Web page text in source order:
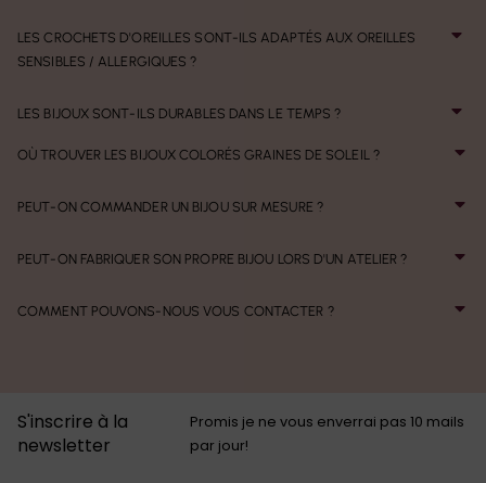
LES CROCHETS D'OREILLES SONT-ILS ADAPTÉS AUX OREILLES
SENSIBLES / ALLERGIQUES ?
LES BIJOUX SONT-ILS DURABLES DANS LE TEMPS ?
OÙ TROUVER LES BIJOUX COLORÉS GRAINES DE SOLEIL ?
PEUT-ON COMMANDER UN BIJOU SUR MESURE ?
PEUT-ON FABRIQUER SON PROPRE BIJOU LORS D'UN ATELIER ?
COMMENT POUVONS-NOUS VOUS CONTACTER ?
S'inscrire à la
newsletter
Promis je ne vous enverrai pas 10 mails
par jour!